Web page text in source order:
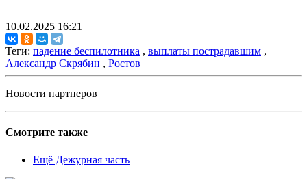
10.02.2025 16:21
Теги: падение беспилотника , выплаты пострадавшим ,
Александр Скрябин , Ростов
Новости партнеров
Смотрите также
Ещё Дежурная часть